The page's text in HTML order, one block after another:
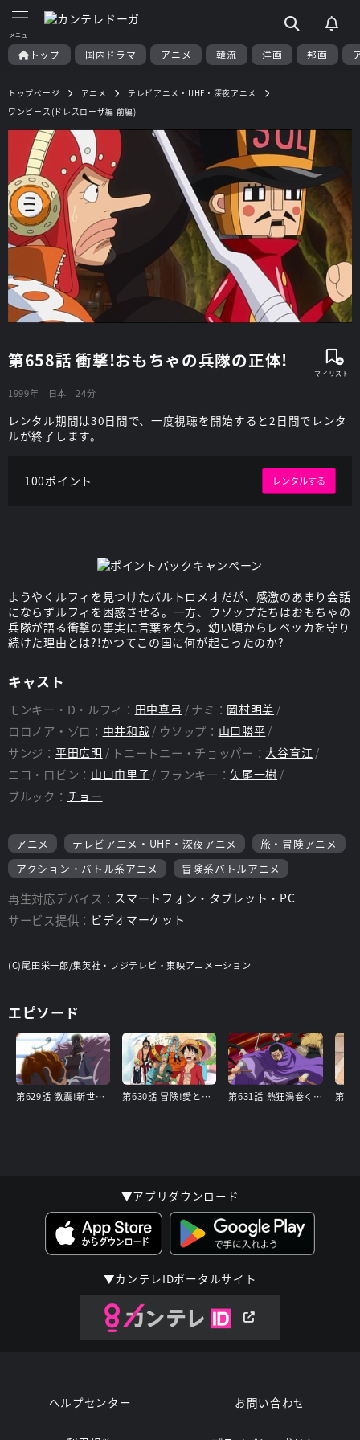
トップ 国内ドラマ アニメ 韓流 洋画 邦画
トップページ アニメ
テレビアニメ・UHF・深夜アニメ
ワンピース(ドレスローザ編 前編)
第658話 衝撃!おもちゃの兵隊の正体!
1999年 日本 24分
レンタル期間は30日間で、一度視聴を開始すると2日間でレンタ
ルが終了します。
100ポイント レンタルする
ようやくルフィを見つけたバルトロメオだが、感激のあまり会話
にならずルフィを困惑させる。一方、ウソップたちはおもちゃの
兵隊が語る衝撃の事実に言葉を失う。幼い頃からレベッカを守り
続けた理由とは?!かつてこの国に何が起こったのか?
キャスト
モンキー・D・ルフィ： 田中真弓 ナミ： 岡村明美
ロロノア・ゾロ： 中井和哉 ウソップ： 山口勝平
サンジ： 平田広明 トニートニー・チョッパー：大谷育江
ニコ・ロビン： 山口由里子 フランキー：矢尾一樹
ブルック： チョー
アニメ テレビアニメ・UHF・深夜アニメ
旅・冒険アニメ
アクション・バトル系アニメ
冒険系バトルアニメ
再生対応デバイス： スマートフォン・タブレット・PC
サービス提供： ビデオマーケット
(C)尾田栄一郎/集英社・フジテレビ・東映アニメーション
エピソード
第629話 激震!新世界動かす大ニュース 第630話 冒険!愛と情熱の国ドレスローザ 第631話 熱狂渦巻く コリーダコロシアム
▼アプリダウンロード
▼カンテレIDポータルサイト
ヘルプセンター お問い合わせ